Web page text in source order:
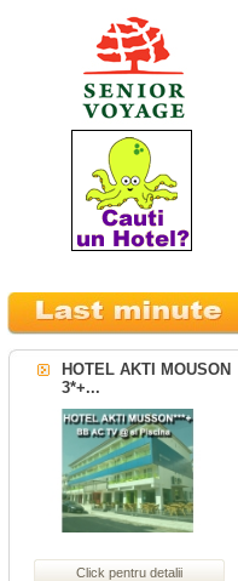
HOTEL AKTI MOUSON
3*+...
Click pentru detalii